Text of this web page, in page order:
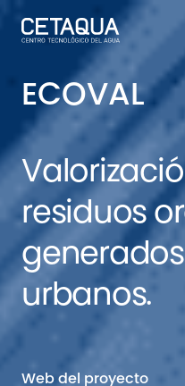
ECOVAL
residuos
urbanos.
Web del proyecto